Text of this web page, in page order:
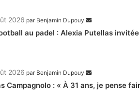
2026 par Benjamin Dupouy
au padel : Alexia Putellas
2026 par Benjamin Dupouy
Campagnolo : « À 31 ans, je pense